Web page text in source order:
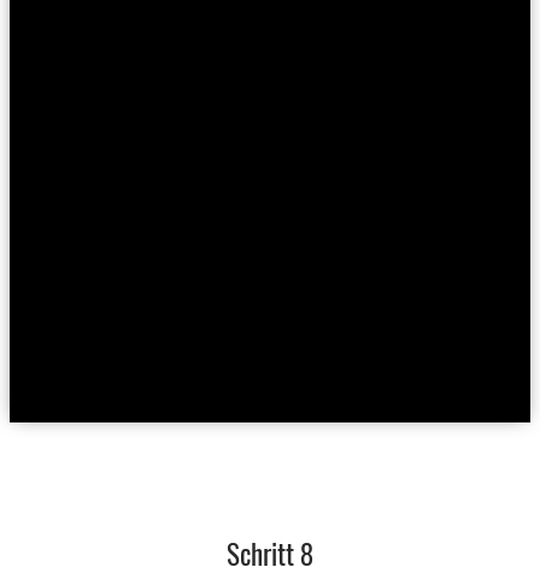
Schritt 8